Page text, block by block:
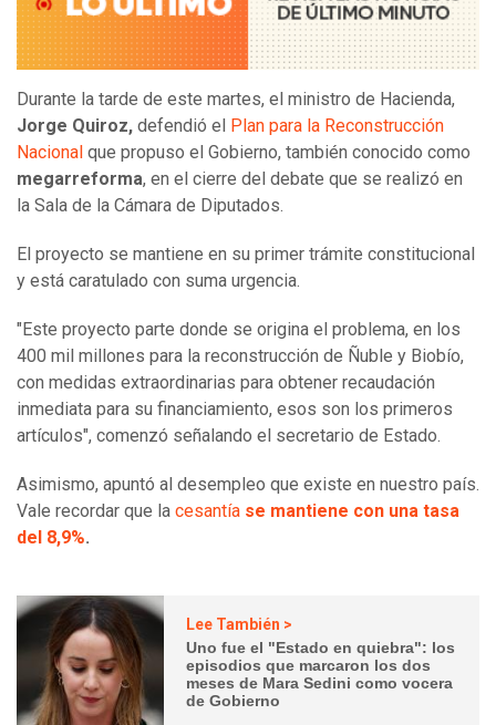
Durante la tarde de este martes, el ministro de Hacienda,
Jorge Quiroz, defendió el Plan para la Reconstrucción
Nacional que propuso el Gobierno, también conocido como
megarreforma, en el cierre del debate que se realizó en
la Sala de la Cámara de Diputados.
El proyecto se mantiene en su primer trámite constitucional
y está caratulado con suma urgencia.
"Este proyecto parte donde se origina el problema, en los
400 mil millones para la reconstrucción de Ñuble y Biobío,
con medidas extraordinarias para obtener recaudación
inmediata para su financiamiento, esos son los primeros
artículos", comenzó señalando el secretario de Estado.
Asimismo, apuntó al desempleo que existe en nuestro país.
Vale recordar que la cesantía se mantiene con una tasa
del 8,9%.
Lee También >
Uno fue el "Estado en quiebra": los
episodios que marcaron los dos
meses de Mara Sedini como vocera
de Gobierno